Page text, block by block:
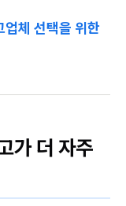
체 선택을 위한
가 더 자주